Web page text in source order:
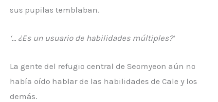
sus pupilas temblaban.
‘… ¿Es un usuario de habilidades múltiples?’
La gente del refugio central de Seomyeon aún no
había oído hablar de las habilidades de Cale y los
demás.